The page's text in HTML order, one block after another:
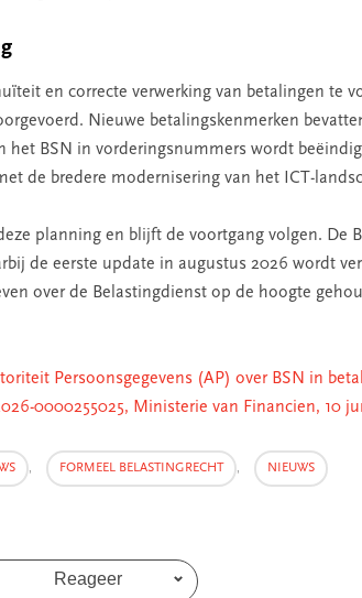
en correcte verwerking van betalingen te
Nieuwe betalingskenmerken
het BSN in vorderingsnummers wordt
de bredere modernisering van het ICT-
planning en blijft de voortgang volgen. De
de eerste update in augustus 2026 wordt
over de Belastingdienst op de hoogte
Persoonsgegevens (AP) over BSN in
0000255025, Ministerie van Financien, 10
, FORMEEL BELASTINGRECHT , NIEUWS
Reageer